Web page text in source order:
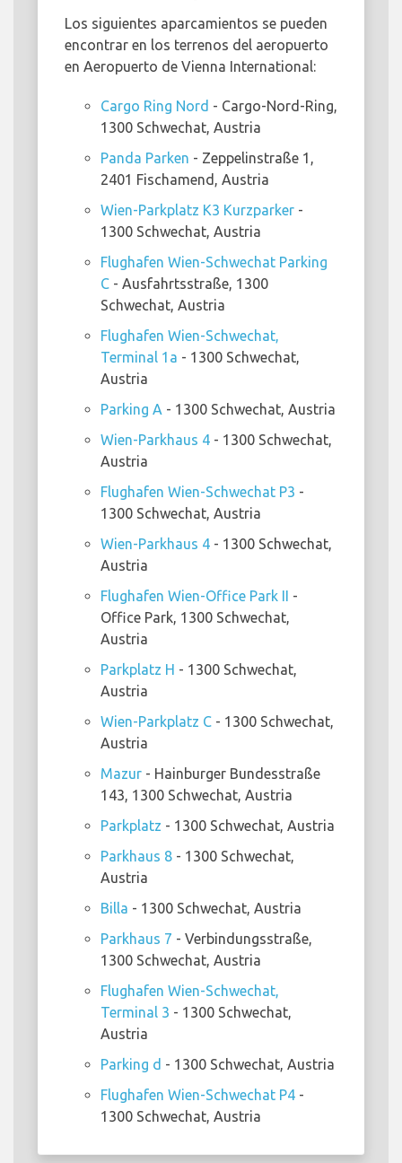
Los siguientes aparcamientos se pueden
encontrar en los terrenos del aeropuerto
en Aeropuerto de Vienna International:
Cargo Ring Nord - Cargo-Nord-Ring,
1300 Schwechat, Austria
Panda Parken - Zeppelinstraße 1,
2401 Fischamend, Austria
Wien-Parkplatz K3 Kurzparker -
1300 Schwechat, Austria
Flughafen Wien-Schwechat Parking
C - Ausfahrtsstraße, 1300
Schwechat, Austria
Flughafen Wien-Schwechat,
Terminal 1a - 1300 Schwechat,
Austria
Parking A - 1300 Schwechat, Austria
Wien-Parkhaus 4 - 1300 Schwechat,
Austria
Flughafen Wien-Schwechat P3 -
1300 Schwechat, Austria
Wien-Parkhaus 4 - 1300 Schwechat,
Austria
Flughafen Wien-Office Park II -
Office Park, 1300 Schwechat,
Austria
Parkplatz H - 1300 Schwechat,
Austria
Wien-Parkplatz C - 1300 Schwechat,
Austria
Mazur - Hainburger Bundesstraße
143, 1300 Schwechat, Austria
Parkplatz - 1300 Schwechat, Austria
Parkhaus 8 - 1300 Schwechat,
Austria
Billa - 1300 Schwechat, Austria
Parkhaus 7 - Verbindungsstraße,
1300 Schwechat, Austria
Flughafen Wien-Schwechat,
Terminal 3 - 1300 Schwechat,
Austria
Parking d - 1300 Schwechat, Austria
Flughafen Wien-Schwechat P4 -
1300 Schwechat, Austria